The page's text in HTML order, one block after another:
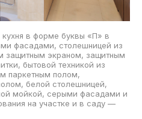
в форме буквы «П» в
фасадами, столешницей из
защитным экраном, защитным
бытовой техникой из
паркетным полом,
белой столешницей,
мойкой, серыми фасадами и
на участке и в саду —